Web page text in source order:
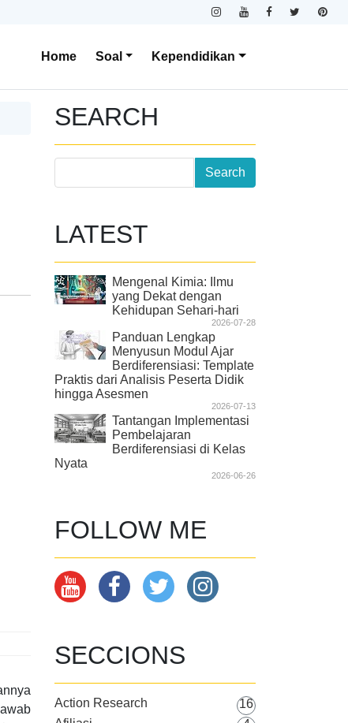
Home Soal Kependidikan
SEARCH
LATEST
Mengenal Kimia: Ilmu
yang Dekat dengan
Kehidupan Sehari-hari
2026-07-28
Panduan Lengkap
Menyusun Modul Ajar
Berdiferensiasi: Template
Praktis dari Analisis Peserta Didik
hingga Asesmen
2026-07-13
Tantangan Implementasi
Pembelajaran
Berdiferensiasi di Kelas
Nyata
2026-06-26
FOLLOW ME
SECCIONS
Action Research
16